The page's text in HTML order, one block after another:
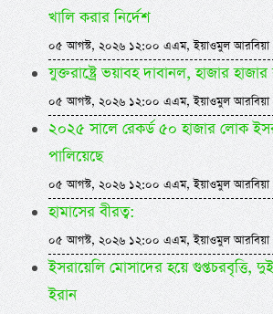
খালি করার নির্দেশ
০৫ আগস্ট, ২০২৬ ১২:০০ এএম, ইয়াওমুল আরবিয়া
যুক্তরাষ্ট্রে ভয়াবহ দাবানল, হাজার
০৫ আগস্ট, ২০২৬ ১২:০০ এএম, ইয়াওমুল আরবিয়া
২০২৫ সালে রেকর্ড ৫০ হাজার লোক
পালিয়েছে
০৫ আগস্ট, ২০২৬ ১২:০০ এএম, ইয়াওমুল আরবিয়া
হামাসের বীরত্ব:
০৫ আগস্ট, ২০২৬ ১২:০০ এএম, ইয়াওমুল আরবিয়া
ইসরায়েলি মোসাদের হয়ে গুপ্তচরবৃত্তি,
ইরান